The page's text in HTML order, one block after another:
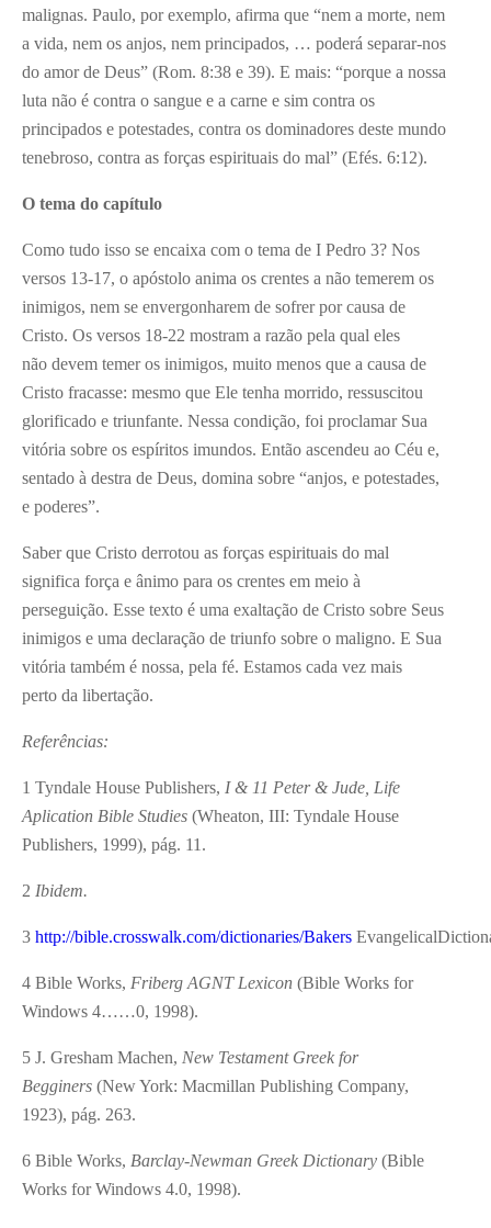
malignas. Paulo, por exemplo, afirma que “nem a morte, nem
a vida, nem os anjos, nem principados, … poderá separar-nos
do amor de Deus” (Rom. 8:38 e 39). E mais: “porque a nossa
luta não é contra o sangue e a carne e sim contra os
principados e potestades, contra os dominadores deste mundo
tenebroso, contra as forças espirituais do mal” (Efés. 6:12).
O tema do capítulo
Como tudo isso se encaixa com o tema de I Pedro 3? Nos
versos 13-17, o apóstolo anima os crentes a não temerem os
inimigos, nem se envergonharem de sofrer por causa de
Cristo. Os versos 18-22 mostram a razão pela qual eles
não devem temer os inimigos, muito menos que a causa de
Cristo fracasse: mesmo que Ele tenha morrido, ressuscitou
glorificado e triunfante. Nessa condição, foi proclamar Sua
vitória sobre os espíritos imundos. Então ascendeu ao Céu e,
sentado à destra de Deus, domina sobre “anjos, e potestades,
e poderes”.
Saber que Cristo derrotou as forças espirituais do mal
significa força e ânimo para os crentes em meio à
perseguição. Esse texto é uma exaltação de Cristo sobre Seus
inimigos e uma declaração de triunfo sobre o maligno. E Sua
vitória também é nossa, pela fé. Estamos cada vez mais
perto da libertação.
Referências:
1 Tyndale House Publishers, I & 11 Peter & Jude, Life
Aplication Bible Studies (Wheaton, III: Tyndale House
Publishers, 1999), pág. 11.
2 Ibidem.
3 http://bible.crosswalk.com/dictionaries/Bakers
4 Bible Works, Friberg AGNT Lexicon (Bible Works for
Windows 4……0, 1998).
5 J. Gresham Machen, New Testament Greek for
Begginers (New York: Macmillan Publishing Company,
1923), pág. 263.
6 Bible Works, Barclay-Newman Greek Dictionary (Bible
Works for Windows 4.0, 1998).